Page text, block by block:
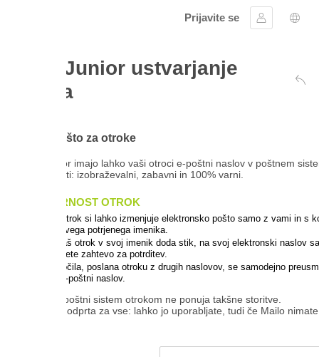
Vpis Izbira jezika
ustvarjanje
Nazaj na stran za
za otroke
imajo lahko vaši otroci e-poštni naslov v poštnem sistemu, ki ustreza
izobraževalni, zabavni in 100% varni.
OTROK
si lahko izmenjuje elektronsko pošto samo z vami in s kontakti
potrjenega imenika.
otrok v svoj imenik doda stik, na svoj elektronski naslov samodejno
zahtevo za potrditev.
poslana otroku z drugih naslovov, se samodejno preusmerijo na
sistem otrokom ne ponuja takšne storitve.
za vse: lahko jo uporabljate, tudi če Mailo nimate naslova.